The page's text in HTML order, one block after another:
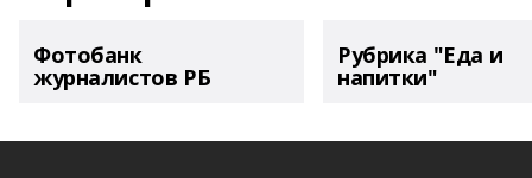
Фотобанк
журналистов РБ
Рубрика "Еда и
напитки"